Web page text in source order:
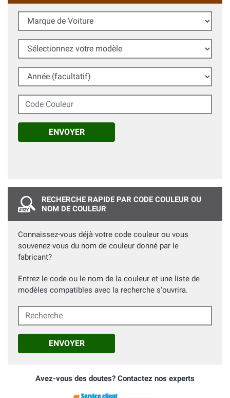
Marque de Voiture
Sélectionnez votre modèle
Année (facultatif)
Code Couleur
ENVOYER
RECHERCHE RAPIDE PAR CODE COULEUR OU
NOM DE COULEUR
Connaissez-vous déjà votre code couleur ou vous
souvenez-vous du nom de couleur donné par le
fabricant?
Entrez le code ou le nom de la couleur et une liste de
modèles compatibles avec la recherche s'ouvrira.
Recherche
ENVOYER
Avez-vous des doutes? Contactez nos experts